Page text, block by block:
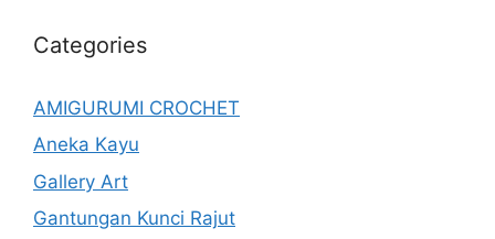
Categories
AMIGURUMI CROCHET
Aneka Kayu
Gallery Art
Gantungan Kunci Rajut